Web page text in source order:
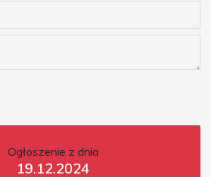
Ogłoszenie z dnia
19.12.2024